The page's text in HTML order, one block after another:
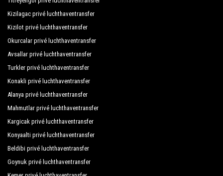
Kizilagac privé luchthaventransfer
Kizilot privé luchthaventransfer
Okurcalar privé luchthaventransfer
Avsallar privé luchthaventransfer
Turkler privé luchthaventransfer
Konakli privé luchthaventransfer
Alanya privé luchthaventransfer
Mahmutlar privé luchthaventransfer
Kargicak privé luchthaventransfer
Konyaalti privé luchthaventransfer
Beldibi privé luchthaventransfer
Goynuk privé luchthaventransfer